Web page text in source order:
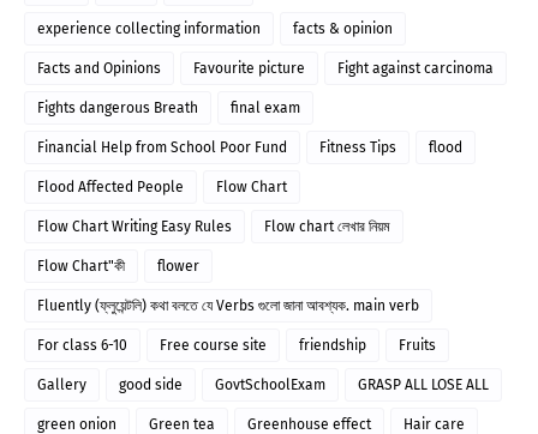
experience collecting information facts & opinion
Facts and Opinions Favourite picture Fight against carcinoma
Fights dangerous Breath final exam
Financial Help from School Poor Fund Fitness Tips flood
Flood Affected People Flow Chart
Flow Chart Writing Easy Rules Flow chart লেখার নিয়ম
Flow Chart"কী flower
Fluently (ফ্লুয়েন্টলি) কথা বলতে যে Verbs গুলো জানা আবশ্যক. main verb
For class 6-10 Free course site friendship Fruits
Gallery good side GovtSchoolExam GRASP ALL LOSE ALL
green onion Green tea Greenhouse effect Hair care